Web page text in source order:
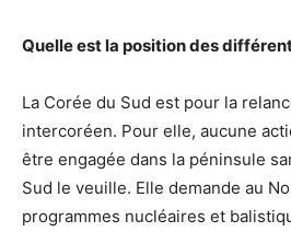
Quelle est la position des
La Corée du Sud est pour la
intercoréen. Pour elle, aucune
être engagée dans la péninsule
Sud le veuille. Elle demande au
programmes nucléaires et